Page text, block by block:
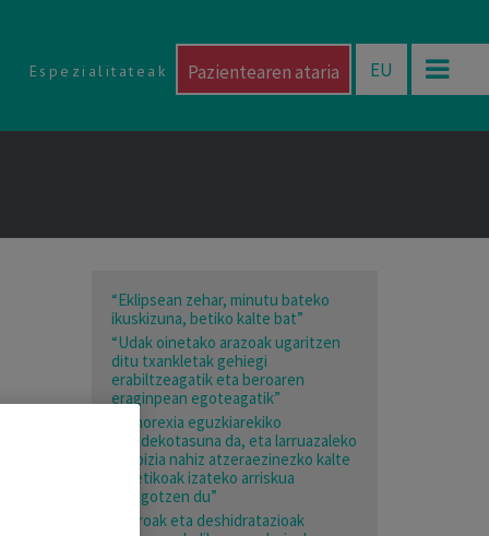
Espezialitateak Pazientearen ataria EU
“Eklipsean zehar, minutu bateko
ikuskizuna, betiko kalte bat”
“Udak oinetako arazoak ugaritzen
ditu txankletak gehiegi
erabiltzeagatik eta beroaren
eraginpean egoteagatik”
“Tanorexia eguzkiarekiko
mendekotasuna da, eta larruazaleko
minbizia nahiz atzeraezinezko kalte
estetikoak izateko arriskua
areagotzen du”
“Beroak eta deshidratazioak